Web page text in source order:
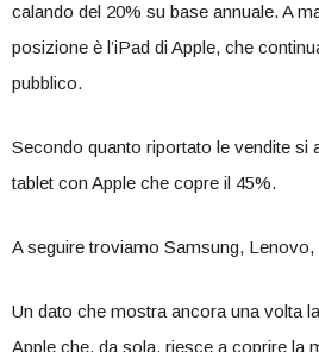
calando del 20% su base annuale. A
posizione è l’iPad di Apple, che
pubblico.
Secondo quanto riportato le vendite si
tablet con Apple che copre il 45%.
A seguire troviamo Samsung, Lenovo,
Un dato che mostra ancora una volta
Apple che, da sola, riesce a coprire la